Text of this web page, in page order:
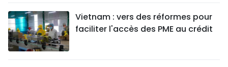
Vietnam : vers des réformes pour
faciliter l'accès des PME au crédit